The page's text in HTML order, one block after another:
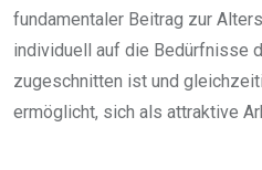
fundamentaler Beitrag zur
individuell auf die Bedürfnisse
zugeschnitten ist und
ermöglicht, sich als attraktive